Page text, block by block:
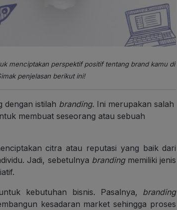
menciptakan perspektif positif tentang brand kamu di
penjelasan berikut ini!
dengan istilah branding. Ini merupakan salah
membuat seseorang atau sebuah
citra atau reputasi yang baik dari
Jadi, sebetulnya brandingmemiliki jenis
kebutuhan bisnis. Pasalnya, branding
kesadaran market sehingga proses